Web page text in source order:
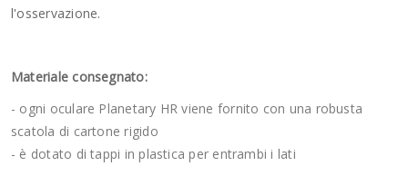
l'osservazione.
Materiale consegnato:
- ogni oculare Planetary HR viene fornito con una robusta
scatola di cartone rigido
- è dotato di tappi in plastica per entrambi i lati